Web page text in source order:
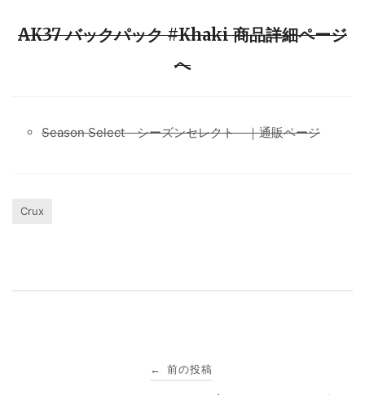
AK37 バックパック #Khaki 商品詳細ページ
へ
Season Select シーズンセレクト ｜通販ページ
Crux
← 前の投稿